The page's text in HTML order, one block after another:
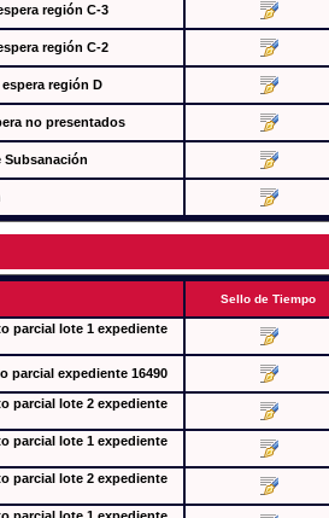
región C-3
región C-2
región D
no presentados
Subsanación
Sello de Tiempo
parcial lote 1 expediente
parcial expediente 16490
parcial lote 2 expediente
parcial lote 1 expediente
parcial lote 2 expediente